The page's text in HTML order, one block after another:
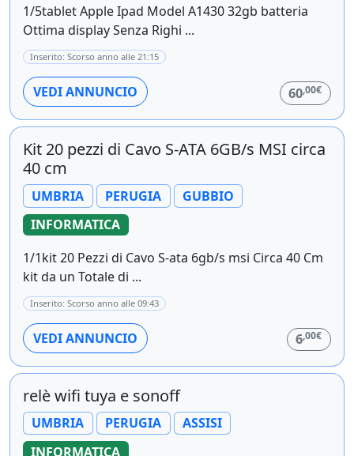
1/5tablet Apple Ipad Model A1430 32gb batteria
Ottima display Senza Righi ...
Inserito: Scorso anno alle 21:15
VEDI ANNUNCIO 60,00€
Kit 20 pezzi di Cavo S-ATA 6GB/s MSI circa
40 cm
UMBRIA PERUGIA
GUBBIO
INFORMATICA
1/1kit 20 Pezzi di Cavo S-ata 6gb/s msi Circa 40 Cm
kit da un Totale di ...
Inserito: Scorso anno alle 09:43
VEDI ANNUNCIO 6,00€
relè wifi tuya e sonoff
UMBRIA PERUGIA
ASSISI
INFORMATICA